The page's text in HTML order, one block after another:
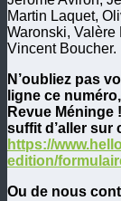
Martin Laquet,
Waronski, Valère
Vincent Boucher.
N’oubliez pas
ligne ce
Revue
suffit d’aller sur
https://
edition/
Ou de nous